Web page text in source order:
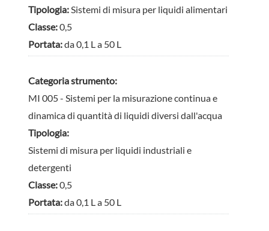
Tipologia:Sistemi di misura per liquidi alimentari
Classe:0,5
Portata:da 0,1 L a 50 L
Categoria strumento:
MI 005 - Sistemi per la misurazione continua e
dinamica di quantità di liquidi diversi dall'acqua
Tipologia:
Sistemi di misura per liquidi industriali e
detergenti
Classe:0,5
Portata:da 0,1 L a 50 L